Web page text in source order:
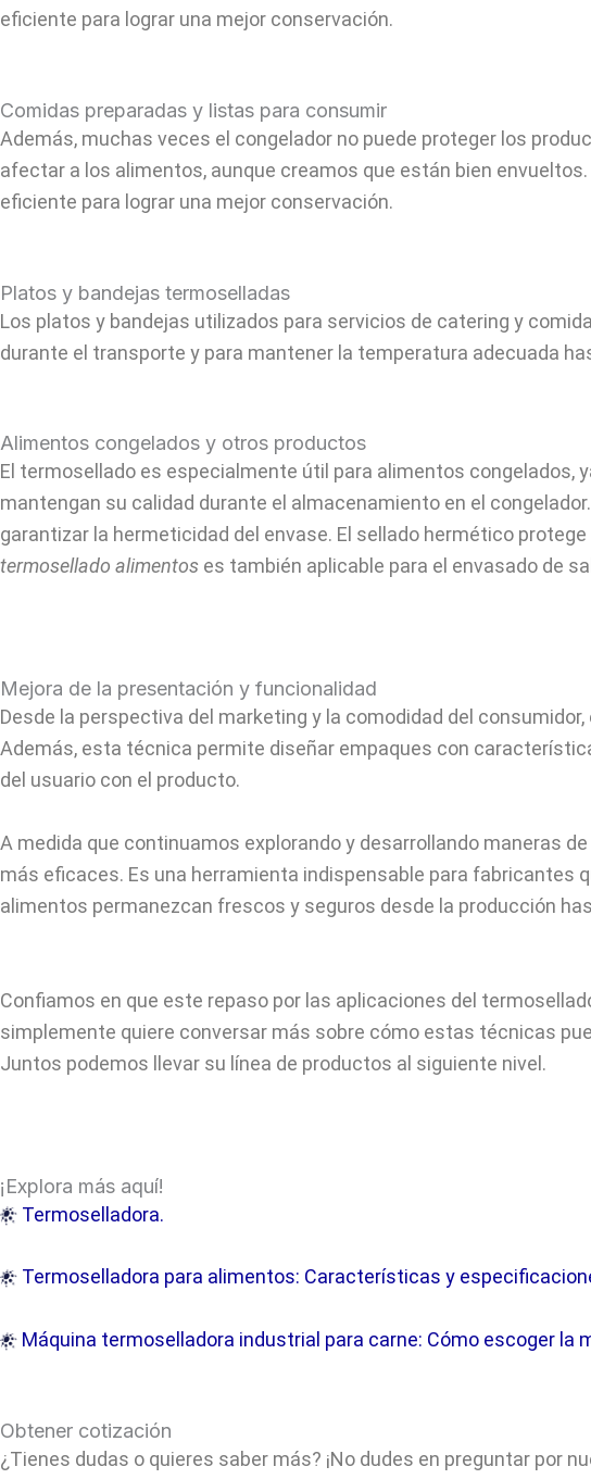
eficiente para lograr una mejor conservación.
Comidas preparadas y listas para consumir
Además, muchas veces el congelador no puede proteger los
afectar a los alimentos, aunque creamos que están bien
eficiente para lograr una mejor conservación.
Platos y bandejas termoselladas
Los platos y bandejas utilizados para servicios de catering y
durante el transporte y para mantener la temperatura adecuada
Alimentos congelados y otros productos
El termosellado es especialmente útil para alimentos congelados,
mantengan su calidad durante el almacenamiento en el
garantizar la hermeticidad del envase. El sellado hermético
termosellado alimentos es también aplicable para el envasado de
Mejora de la presentación y funcionalidad
Desde la perspectiva del marketing y la comodidad del
Además, esta técnica permite diseñar empaques con
del usuario con el producto.
A medida que continuamos explorando y desarrollando maneras
más eficaces. Es una herramienta indispensable para fabricantes
alimentos permanezcan frescos y seguros desde la producción
Confiamos en que este repaso por las aplicaciones del
simplemente quiere conversar más sobre cómo estas técnicas
Juntos podemos llevar su línea de productos al siguiente nivel.
¡Explora más aquí!
Termoselladora.
Termoselladora para alimentos: Características y
Máquina termoselladora industrial para carne: Cómo escoger la
Obtener cotización
¿Tienes dudas o quieres saber más? ¡No dudes en preguntar por